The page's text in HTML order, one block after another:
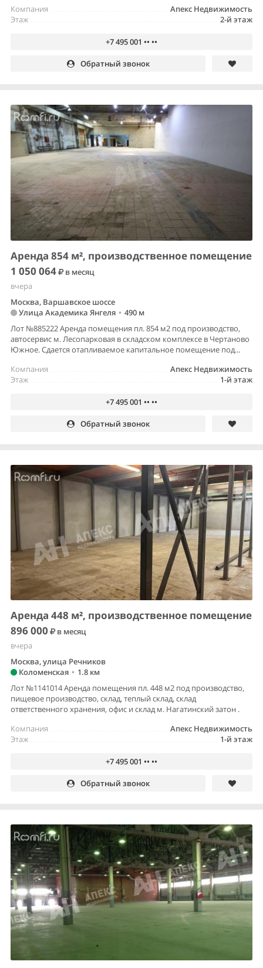
Апекс Недвижимость
Компания
2-й этаж
Этаж
+7 495 001 •• ••
Обратный звонок
Аренда 854 м², производственное помещение
1 050 064
в месяц
вчера
Москва, Варшавское шоссе
Улица Академика Янгеля • 490 м
Лот №885222 Аренда помещения пл. 854 м2 под производство,
автосервис м. Лесопарковая в складском комплексе в Чертаново
Южное. Сдается отапливаемое капитальное помещение под...
Апекс Недвижимость
Компания
1-й этаж
Этаж
+7 495 001 •• ••
Обратный звонок
Аренда 448 м², производственное помещение
896 000
в месяц
вчера
Москва, улица Речников
Коломенская • 1.8 км
Лот №1141014 Аренда помещения пл. 448 м2 под производство,
пищевое производство, склад, теплый склад, склад
ответственного хранения, офис и склад м. Нагатинский затон .
Апекс Недвижимость
Компания
1-й этаж
Этаж
+7 495 001 •• ••
Обратный звонок